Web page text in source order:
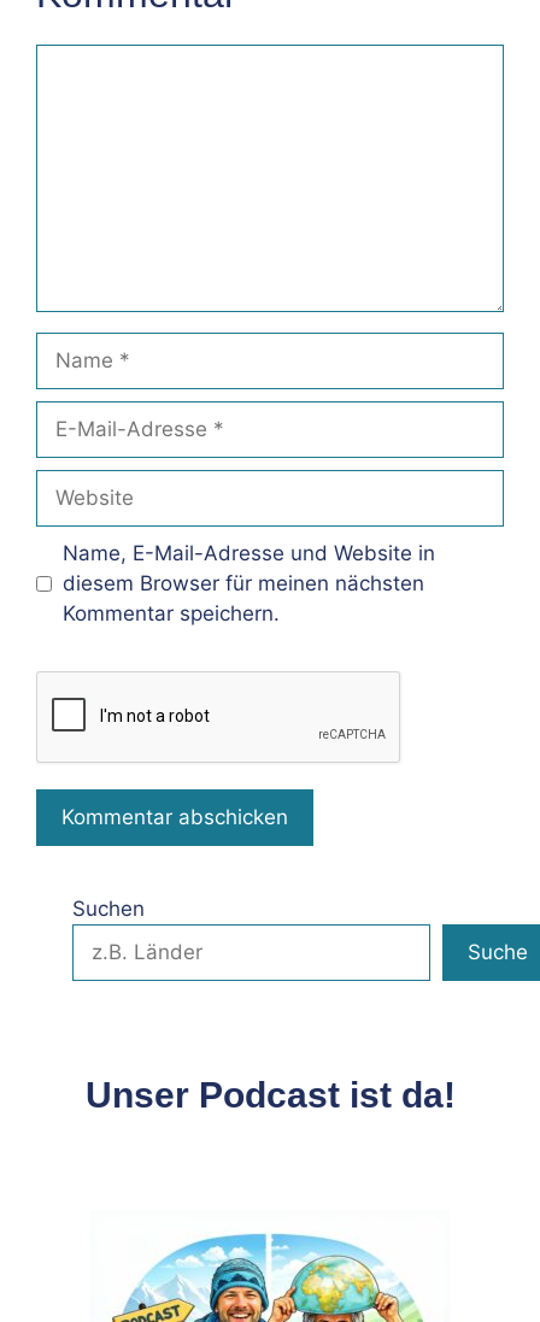
Mail-
Adresse
Name, E-Mail-Adresse und Website in
diesem Browser für meinen nächsten
Kommentar speichern.
Suchen
Suche
Unser Podcast ist da!